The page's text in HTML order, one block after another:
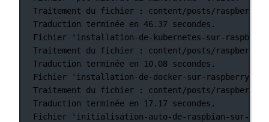
Traitement
du fichier :
content/posts/
Traduction
terminée en 46.37
secondes.
Fichier
'installation-de-kubernetes-sur-
Traitement
du fichier :
content/posts/
Traduction
terminée en 10.08 secondes.
Fichier
'installation-de-docker-sur-raspberry-
Traitement
du fichier :
content/posts/
Traduction
terminée en 17.17
secondes.
Fichier
'initialisation-auto-de-raspbian-sur-